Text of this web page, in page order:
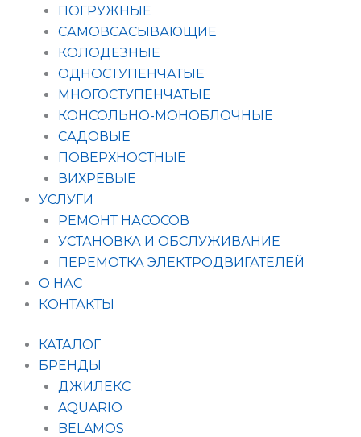
ПОГРУЖНЫЕ
САМОВСАСЫВАЮЩИЕ
КОЛОДЕЗНЫЕ
ОДНОСТУПЕНЧАТЫЕ
МНОГОСТУПЕНЧАТЫЕ
КОНСОЛЬНО-МОНОБЛОЧНЫЕ
САДОВЫЕ
ПОВЕРХНОСТНЫЕ
ВИХРЕВЫЕ
УСЛУГИ
РЕМОНТ НАСОСОВ
УСТАНОВКА И ОБСЛУЖИВАНИЕ
ПЕРЕМОТКА ЭЛЕКТРОДВИГАТЕЛЕЙ
О НАС
КОНТАКТЫ
КАТАЛОГ
БРЕНДЫ
ДЖИЛЕКС
AQUARIO
BELAMOS